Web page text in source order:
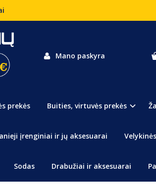
Mano paskyra
prekės Buities, virtuvės prekės
įrenginiai ir jų aksesuarai
Sodas Drabužiai ir aksesuarai
Turite klausimų apie šią prekę? Klauskite